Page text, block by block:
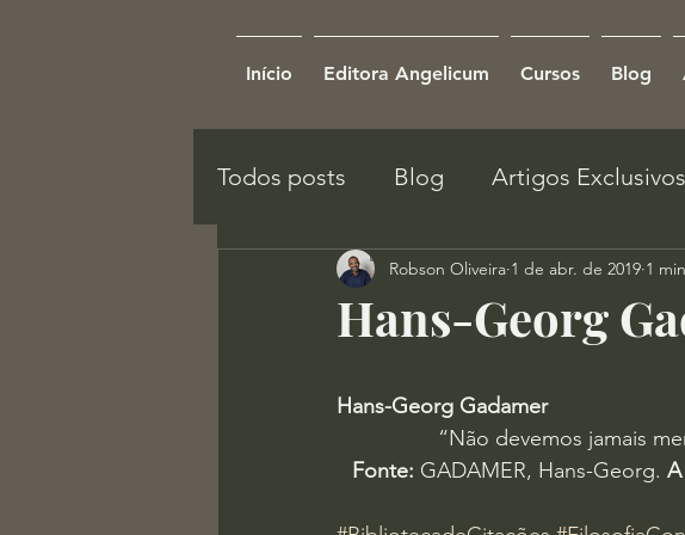
Início Editora Angelicum Cursos Blog
Todos posts Blog Artigos Exclusivos
Hans-Georg
Robson Oliveira 1 de abr. de 2019 1
Hans-Georg Gadamer
“Não devemos jamais
Fonte: GADAMER, Hans-Georg.